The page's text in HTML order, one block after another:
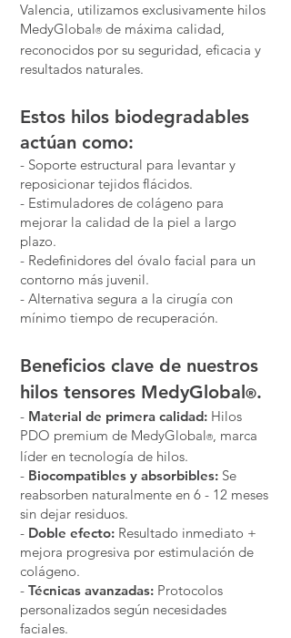
Valencia, utilizamos exclusivamente hilos
MedyGlobal® de máxima calidad,
reconocidos por su seguridad, eficacia y
resultados naturales.
Estos hilos biodegradables
actúan como:
- Soporte estructural para levantar y
reposicionar tejidos flácidos.
- Estimuladores de colágeno para
mejorar la calidad de la piel a largo
plazo.
- Redefinidores del óvalo facial para un
contorno más juvenil.
- Alternativa segura a la cirugía con
mínimo tiempo de recuperación.
Beneficios clave de nuestros
hilos tensores MedyGlobal®.
- Material de primera calidad: Hilos
PDO premium de MedyGlobal®, marca
líder en tecnología de hilos.
- Biocompatibles y absorbibles: Se
reabsorben naturalmente en 6 - 12 meses
sin dejar residuos.
- Doble efecto: Resultado inmediato +
mejora progresiva por estimulación de
colágeno.
- Técnicas avanzadas: Protocolos
personalizados según necesidades
faciales.